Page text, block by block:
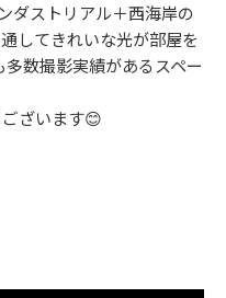
ダストリアル＋西海岸の
してきれいな光が部屋を
数撮影実績があるスペー
ざいます😊